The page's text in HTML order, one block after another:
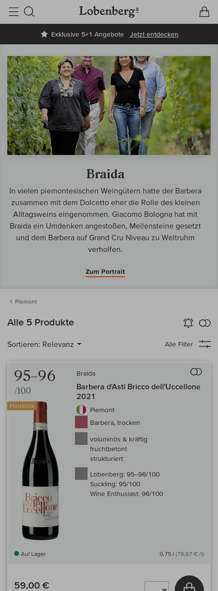
Exklusive 5+1 Angebote Jetzt entdecken
Suche
Braida
In vielen piemontesischen Weingütern hatte der Barbera
zusammen mit dem Dolcetto eher die Rolle des kleinen
Alltagsweins eingenommen. Giacomo Bologna hat mit
Braida ein Umdenken angestoßen, Meilensteine gesetzt
und dem Barbera auf Grand Cru Niveau zu Weltruhm
verholfen.
Zum Portrait
Piemont
Alle 5 Produkte Wein-Alarm
aktivieren
Sortieren: Relevanz Alle Filter
95–96
/100
Holzkiste
Braida
Barbera d'Asti Bricco dell'Uccellone
2021
Piemont
Barbera, trocken
voluminös & kräftig
fruchtbetont
strukturiert
Lobenberg: 95–96/100
Suckling: 95/100
Wine Enthusiast: 96/100
Auf Lager 0,75 l (78,67 € /l)
59,00 € In